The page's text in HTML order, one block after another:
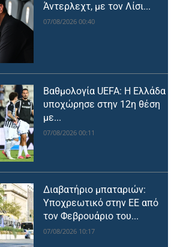
Άντερλεχτ, με τον Λίσι...
07/08/2026 00:40
Βαθμολογία UEFA: Η Ελλάδα
υποχώρησε στην 12η θέση
με...
07/08/2026 00:11
Διαβατήριο μπαταριών:
Υποχρεωτικό στην ΕΕ από
τον Φεβρουάριο του...
07/08/2026 10:17